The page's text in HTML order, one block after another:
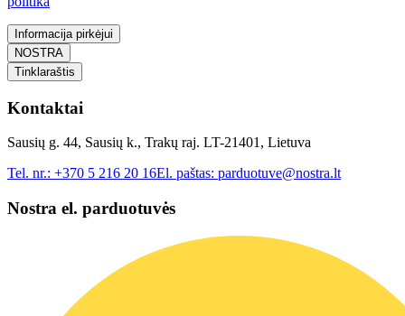
Informacija pirkėjui
NOSTRA
Tinklaraštis
Kontaktai
Sausių g. 44, Sausių k., Trakų raj. LT-21401, Lietuva
Tel. nr.: +370 5 216 20 16El. paštas: parduotuve@nostra.lt
Nostra el. parduotuvės